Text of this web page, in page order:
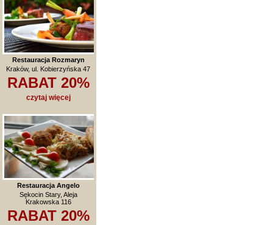
Restauracja Rozmaryn
Kraków, ul. Kobierzyńska 47
RABAT 20%
czytaj więcej
Restauracja Angelo
Sękocin Stary, Aleja
Krakowska 116
RABAT 20%